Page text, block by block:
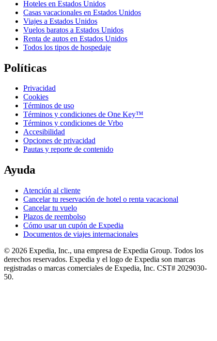
Hoteles en Estados Unidos
Casas vacacionales en Estados Unidos
Viajes a Estados Unidos
Vuelos baratos a Estados Unidos
Renta de autos en Estados Unidos
Todos los tipos de hospedaje
Políticas
Privacidad
Cookies
Términos de uso
Términos y condiciones de One Key™
Términos y condiciones de Vrbo
Accesibilidad
Opciones de privacidad
Pautas y reporte de contenido
Ayuda
Atención al cliente
Cancelar tu reservación de hotel o renta vacacional
Cancelar tu vuelo
Plazos de reembolso
Cómo usar un cupón de Expedia
Documentos de viajes internacionales
© 2026 Expedia, Inc., una empresa de Expedia Group. Todos los
derechos reservados. Expedia y el logo de Expedia son marcas
registradas o marcas comerciales de Expedia, Inc. CST# 2029030-
50.